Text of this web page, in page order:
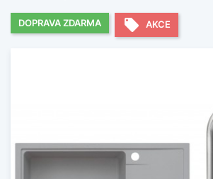
DOPRAVA ZDARMA local_offer AKCE